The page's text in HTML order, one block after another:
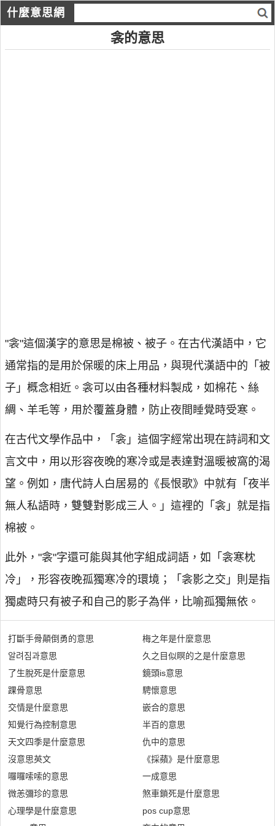
什麼意思網
衾的意思
"衾"這個漢字的意思是棉被、被子。在古代漢語中，它
通常指的是用於保暖的床上用品，與現代漢語中的「被
子」概念相近。衾可以由各種材料製成，如棉花、絲
綢、羊毛等，用於覆蓋身體，防止夜間睡覺時受寒。
在古代文學作品中，「衾」這個字經常出現在詩詞和文
言文中，用以形容夜晚的寒冷或是表達對溫暖被窩的渴
望。例如，唐代詩人白居易的《長恨歌》中就有「夜半
無人私語時，雙雙對影成三人。」這裡的「衾」就是指
棉被。
此外，"衾"字還可能與其他字組成詞語，如「衾寒枕
冷」，形容夜晚孤獨寒冷的環境；「衾影之交」則是指
獨處時只有被子和自己的影子為伴，比喻孤獨無依。
打斷手骨顛倒勇的意思
알려짐과意思
了生脫死是什麼意思
踝骨意思
交情是什麼意思
知覺行為控制意思
天文四季是什麼意思
沒意思英文
囉囉嗦嗦的意思
微恙彌珍的意思
心理學是什麼意思
梅之年是什麼意思
久之目似瞑的之是什麼意思
鏡頭is意思
騁懷意思
嵌合的意思
半百的意思
仇中的意思
《採蘋》是什麼意思
一成意思
煞車鎖死是什麼意思
pos cup意思